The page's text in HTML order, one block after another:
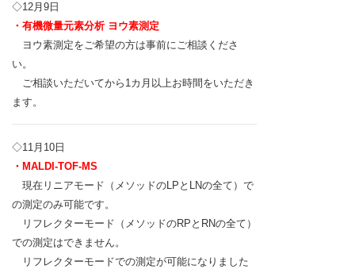
◇12月9日
・有機微量元素分析 ヨウ素測定
ヨウ素測定をご希望の方は事前にご相談くださ
い。
ご相談いただいてから1カ月以上お時間をいただき
ます。
◇11月10日
・MALDI-TOF-MS
現在リニアモード（メソッドのLPとLNの全て）で
の測定のみ可能です。
リフレクターモード（メソッドのRPとRNの全て）
での測定はできません。
リフレクターモードでの測定が可能になりました